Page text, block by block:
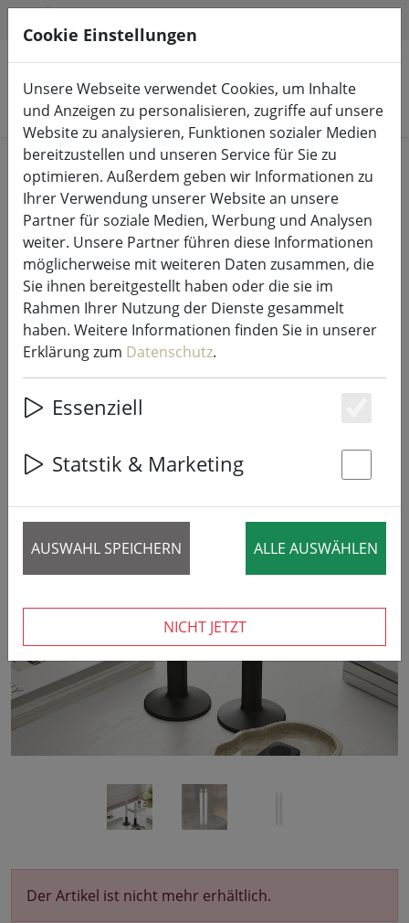
Produkte suchen
Start LED-Kerzen Indoor & Outdoor
Deluxe Homeart LED Stabkerze
Echtwachs fernbedienbar 2er Set
2,2x24 cm weiß
‹ ›
Der Artikel ist nicht mehr erhältlich.
Cookie Einstellungen
Unsere Webseite verwendet Cookies, um Inhalte
und Anzeigen zu personalisieren, zugriffe auf unsere
Website zu analysieren, Funktionen sozialer Medien
bereitzustellen und unseren Service für Sie zu
optimieren. Außerdem geben wir Informationen zu
Ihrer Verwendung unserer Website an unsere
Partner für soziale Medien, Werbung und Analysen
weiter. Unsere Partner führen diese Informationen
möglicherweise mit weiteren Daten zusammen, die
Sie ihnen bereitgestellt haben oder die sie im
Rahmen Ihrer Nutzung der Dienste gesammelt
haben. Weitere Informationen finden Sie in unserer
Erklärung zum Datenschutz.
Essenziell
Statstik & Marketing
AUSWAHL SPEICHERN ALLE AUSWÄHLEN
NICHT JETZT